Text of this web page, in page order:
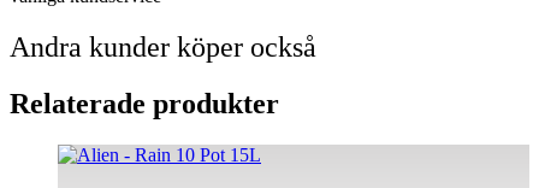
Andra kunder köper också
Relaterade produkter